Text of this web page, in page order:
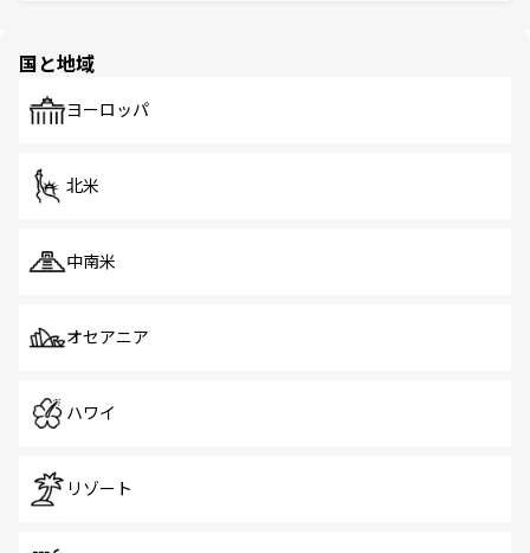
で、ホーカーズは地元の風情を楽しめる外せないスポット
国と地域
ヨーロッパ
北米
中南米
オセアニア
ハワイ
リゾート